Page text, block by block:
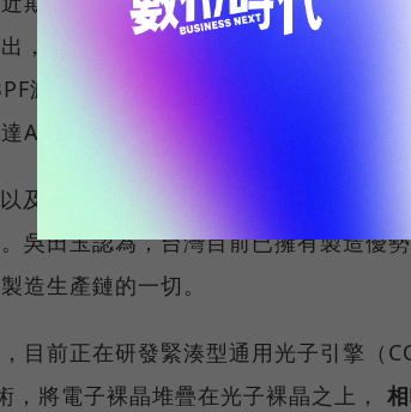
，運用多膜層的專利光學鍍膜技術加
濾光片產品，縮短生產時間，減少碳
AI無人載具等市場的競爭力。
及英特爾（Intel）等大廠早就開始研
吳田玉認為，台灣目前已擁有製造優
造生產鏈的一切。
目前正在研發緊湊型通用光子引擎（
，將電子裸晶堆疊在光子裸晶之上，